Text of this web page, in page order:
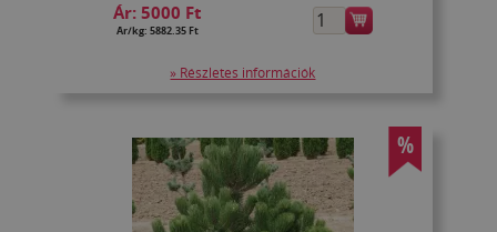
Ár:5000 Ft
Ár/kg: 5882.35 Ft
» Részletes információk
%